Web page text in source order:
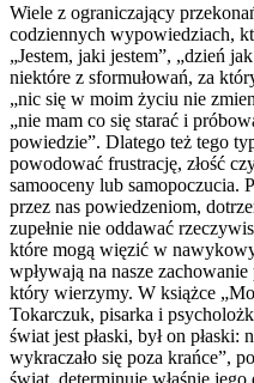
Wiele z ograniczający
codziennych wypowiedziach,
„Jestem, jaki jestem”, „dzień
niektóre z sformułowań, za
„nic się w moim życiu nie
„nie mam co się starać i
powiedzie”. Dlatego też tego
powodować frustrację, złość
samooceny lub samopoczucia.
przez nas powiedzeniom,
zupełnie nie oddawać
które mogą więzić w
wpływają na nasze
który wierzymy. W książce
Tokarczuk, pisarka i
świat jest płaski, był on płaski:
wykraczało się poza krańce”,
świat, determinuje właśnie jego